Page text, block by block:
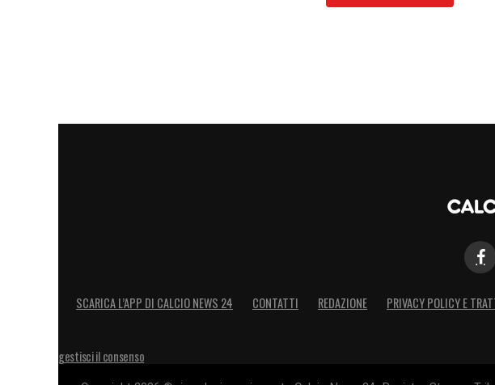
SCARICA L’APP DI CALCIO NEWS 24 CONTATTI REDAZIONE PRIVACY POLICY E
gestisci il consenso